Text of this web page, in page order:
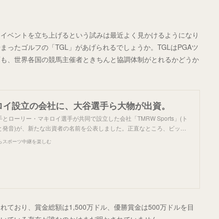
ベントを立ち上げるという試みは最近よく見かけるようになり
ったゴルフの「TGL」があげられるでしょうか。TGLはPGAツ
、世界各国の競馬主催者ときちんと協調体制がとれるかどうか
設立の会社に、大谷選手ら大物が出資。
ローリー・マキロイ選手が共同で設立した会社「TMRW Sports」(ト
音)が、新たな出資者の名前を公表しました。正直なところ、ビッ…
スポーツ中継を楽しむ
ており、賞金総額は1,500万ドル、優勝賞金は500万ドルを目